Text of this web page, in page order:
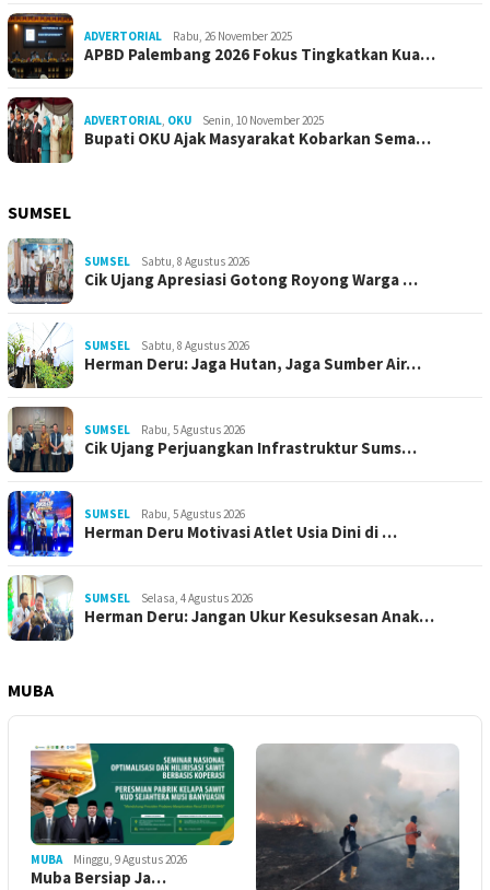
ADVERTORIAL Rabu, 26 November 2025
APBD Palembang 2026 Fokus Tingkatkan Kua…
ADVERTORIAL, OKU Senin, 10 November 2025
Bupati OKU Ajak Masyarakat Kobarkan Sema…
SUMSEL
SUMSEL Sabtu, 8 Agustus 2026
Cik Ujang Apresiasi Gotong Royong Warga …
SUMSEL Sabtu, 8 Agustus 2026
Herman Deru: Jaga Hutan, Jaga Sumber Air…
SUMSEL Rabu, 5 Agustus 2026
Cik Ujang Perjuangkan Infrastruktur Sums…
SUMSEL Rabu, 5 Agustus 2026
Herman Deru Motivasi Atlet Usia Dini di …
SUMSEL Selasa, 4 Agustus 2026
Herman Deru: Jangan Ukur Kesuksesan Anak…
MUBA
MUBA Minggu, 9 Agustus 2026
Muba Bersiap Ja…